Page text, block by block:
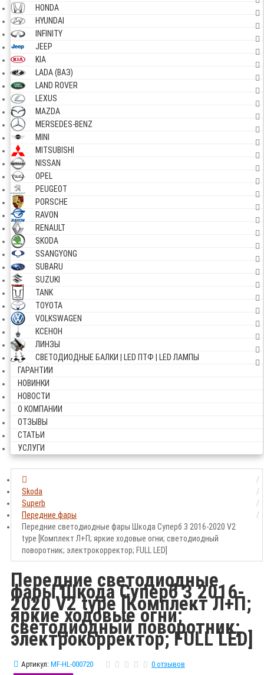
HONDA
HYUNDAI
INFINITY
JEEP
KIA
LADA (ВАЗ)
LAND ROVER
LEXUS
MAZDA
MERSEDES-BENZ
MINI
MITSUBISHI
NISSAN
OPEL
PEUGEOT
PORSCHE
RAVON
RENAULT
SKODA
SSANGYONG
SUBARU
SUZUKI
TANK
TOYOTA
VOLKSWAGEN
КСЕНОН
ЛИНЗЫ
СВЕТОДИОДНЫЕ БАЛКИ | LED ПТФ | LED ЛАМПЫ
ГАРАНТИИ
НОВИНКИ
НОВОСТИ
О КОМПАНИИ
ОТЗЫВЫ
СТАТЬИ
УСЛУГИ
Skoda
Superb
Передние фары
Передние светодиодные фары Шкода Суперб 3 2016-2020 V2
type [Комплект Л+П; яркие ходовые огни; светодиодный
поворотник; электрокорректор; FULL LED]
Передние светодиодные
фары Шкода Суперб 3 2016-
2020 V2 type [Комплект Л+П;
яркие ходовые огни;
светодиодный поворотник;
электрокорректор; FULL LED]
Артикул: MF-HL-000720 0 отзывов